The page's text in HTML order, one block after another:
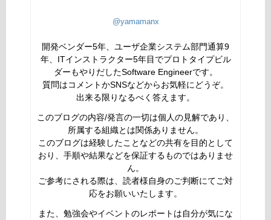
@yamamanx
開発ベンダー5年、ユーザ企業システム部門通算9
年、ITインストラクター5年目でプロトタイプビル
ダーもやりだしたSoftware Engineerです。
質問はコメントかSNSなどからお気軽にどうぞ。
出来る限りなるべく答えます。
このブログの内容/発言の一切は個人の見解であり、
所属する組織とは関係ありません。
このブログは経験したことなどの共有を目的として
おり、手順や結果などを保証するものではありませ
ん。
ご参考にされる際は、読者様自身のご判断にてご対
応をお願いいたします。
また、勉強会やイベントのレポートは自分が気にな